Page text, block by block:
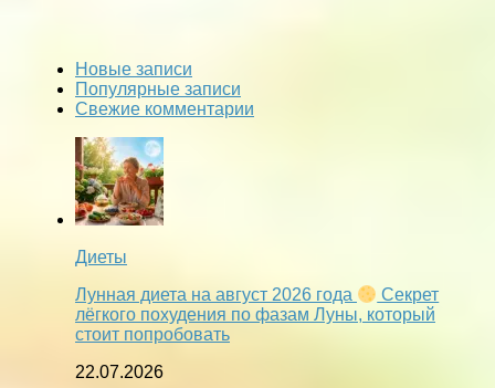
Новые записи
Популярные записи
Свежие комментарии
Диеты
Лунная диета на август 2026 года
Секрет
лёгкого похудения по фазам Луны, который
стоит попробовать
22.07.2026